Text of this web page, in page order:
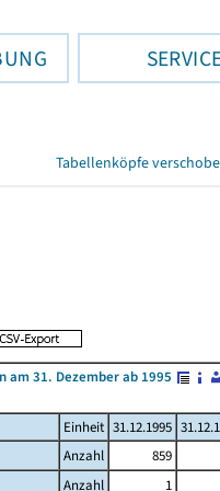
Tabellenköpfe
am 31. Dezember ab 1995
Einheit 31.12.1995
Anzahl
859
Anzahl 1